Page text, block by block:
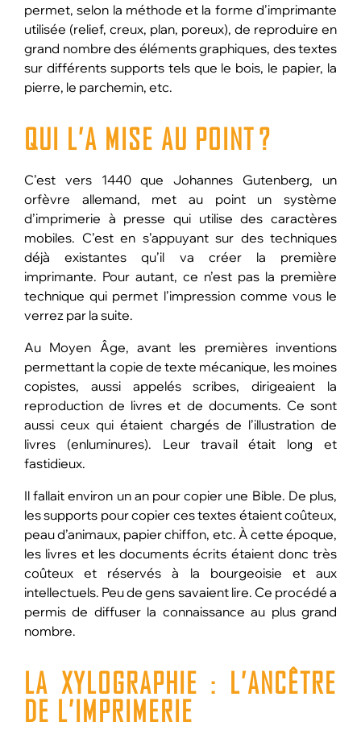
permet, selon la méthode et la forme d’imprimante
utilisée (relief, creux, plan, poreux), de reproduire en
grand nombre des éléments graphiques, des textes
sur différents supports tels que le bois, le papier, la
pierre, le parchemin, etc.
QUI L’A MISE AU POINT ?
C’est vers 1440 que Johannes Gutenberg, un
orfèvre allemand, met au point un système
d’imprimerie à presse qui utilise des caractères
mobiles. C’est en s’appuyant sur des techniques
déjà existantes qu’il va créer la première
imprimante. Pour autant, ce n’est pas la première
technique qui permet l’impression comme vous le
verrez par la suite.
Au Moyen Âge, avant les premières inventions
permettant la copie de texte mécanique, les moines
copistes, aussi appelés scribes, dirigeaient la
reproduction de livres et de documents. Ce sont
aussi ceux qui étaient chargés de l’illustration de
livres (enluminures). Leur travail était long et
fastidieux.
Il fallait environ un an pour copier une Bible. De plus,
les supports pour copier ces textes étaient coûteux,
peau d’animaux, papier chiffon, etc. À cette époque,
les livres et les documents écrits étaient donc très
coûteux et réservés à la bourgeoisie et aux
intellectuels. Peu de gens savaient lire. Ce procédé a
permis de diffuser la connaissance au plus grand
nombre.
LA XYLOGRAPHIE : L’ANCÊTRE
DE L’IMPRIMERIE